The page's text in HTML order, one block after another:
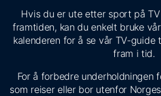
Hvis du er ute etter sport på
framtiden, kan du enkelt bruke
kalenderen for å se vår TV-
fram i tid.
For å forbedre underholdningen
som reiser eller bor utenfor